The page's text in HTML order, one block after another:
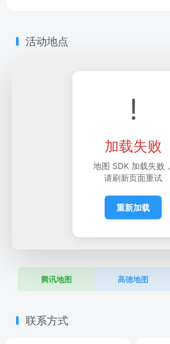
活动地点
!
加载失败
地图 SDK 加载失败，
请刷新页面重试
重新加载
腾讯地图 高德地图
联系方式